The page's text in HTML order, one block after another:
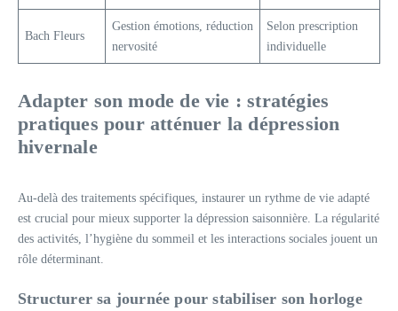
Bach Fleurs
Gestion émotions, réduction
nervosité
Selon prescription
individuelle
Adapter son mode de vie : stratégies
pratiques pour atténuer la dépression
hivernale
Au-delà des traitements spécifiques, instaurer un rythme de vie adapté
est crucial pour mieux supporter la dépression saisonnière. La régularité
des activités, l’hygiène du sommeil et les interactions sociales jouent un
rôle déterminant.
Structurer sa journée pour stabiliser son horloge